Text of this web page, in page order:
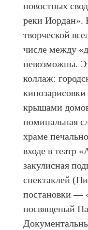
новостных
реки Иордан».
творческой
числе между
невозможны.
коллаж:
крышами
поминальная
храме
входе в театр
закулисная
спектаклей
постановки —
посвященый